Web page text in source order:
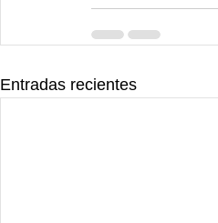
Entradas recientes